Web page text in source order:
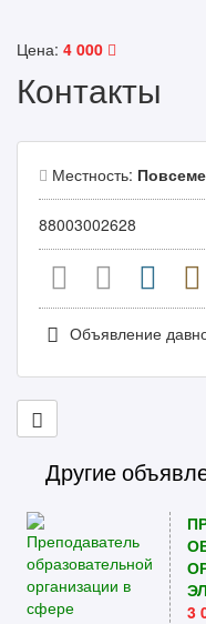
Цена: 4 000
Контакты
Местность:
88003002628
Объявление
Другие
3